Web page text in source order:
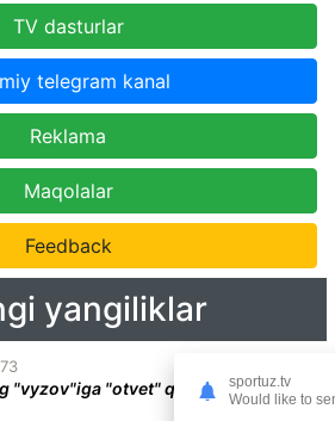
TV dasturlar
telegram kanal
Reklama
Maqolalar
Feedback
yangiliklar
"vyzov"iga "otvet" qildi
sportuz.tv
Would like to